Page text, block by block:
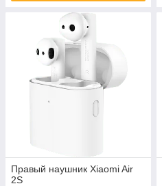
Правый наушник Xiaomi Air
2S